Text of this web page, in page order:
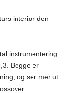
interiør den
instrumentering
Begge er
og ser mer ut